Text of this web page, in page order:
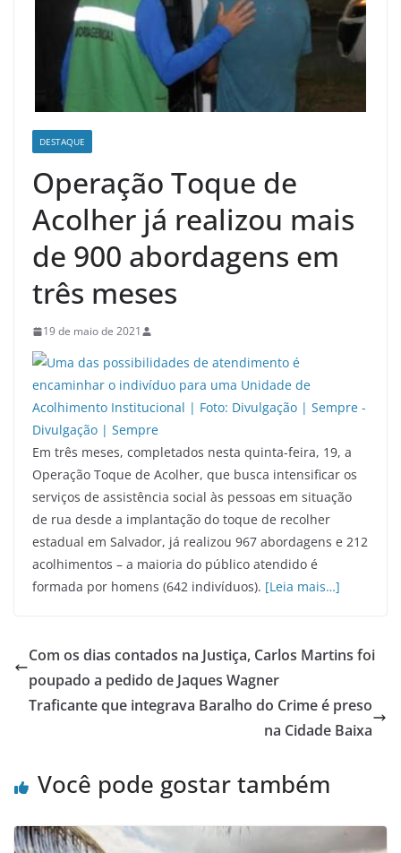
DESTAQUE
Operação Toque de
Acolher já realizou mais
de 900 abordagens em
três meses
19 de maio de 2021
Em três meses, completados nesta quinta-feira, 19, a
Operação Toque de Acolher, que busca intensificar os
serviços de assistência social às pessoas em situação
de rua desde a implantação do toque de recolher
estadual em Salvador, já realizou 967 abordagens e 212
acolhimentos – a maioria do público atendido é
formada por homens (642 indivíduos). [Leia mais…]
Com os dias contados na Justiça, Carlos Martins foi
poupado a pedido de Jaques Wagner
Traficante que integrava Baralho do Crime é preso
na Cidade Baixa
Você pode gostar também